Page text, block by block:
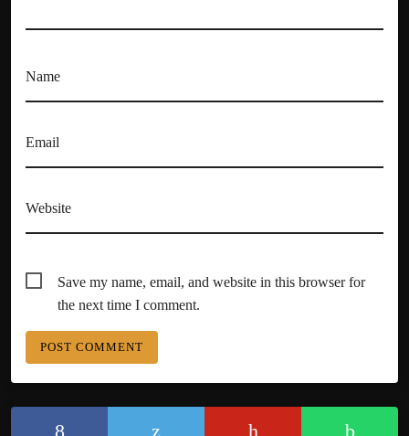
Name
Email
Website
Save my name, email, and website in this browser for
the next time I comment.